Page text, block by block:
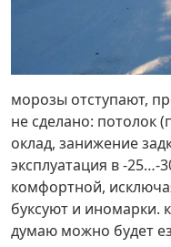
морозы отступают,
не сделано: потолок
оклад, занижение
эксплуатация в -25…-
комфортной,
буксуют и иномарки.
думаю можно будет